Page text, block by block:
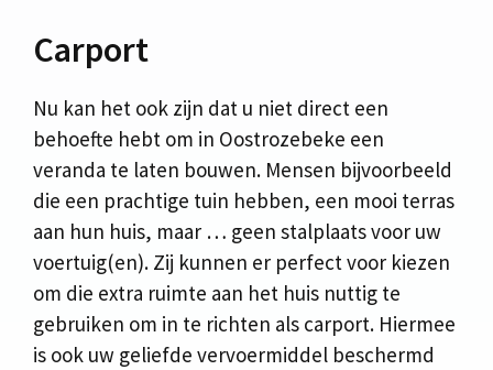
Carport
Nu kan het ook zijn dat u niet direct een
behoefte hebt om in Oostrozebeke een
veranda te laten bouwen. Mensen bijvoorbeeld
die een prachtige tuin hebben, een mooi terras
aan hun huis, maar … geen stalplaats voor uw
voertuig(en). Zij kunnen er perfect voor kiezen
om die extra ruimte aan het huis nuttig te
gebruiken om in te richten als carport. Hiermee
is ook uw geliefde vervoermiddel beschermd